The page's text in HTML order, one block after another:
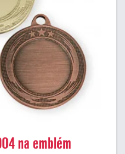
na emblém